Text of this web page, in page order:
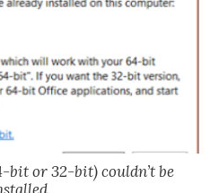
bit or 32-bit) couldn’t be